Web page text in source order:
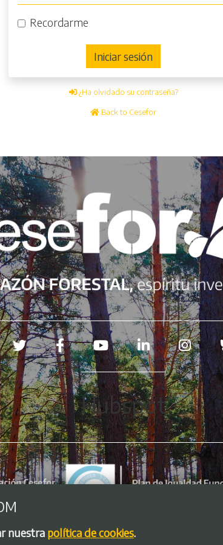
Recordarme
Iniciar sesión
¿Ha olvidado su contraseña?
Back to Cesefor
sociales
Hubspot
nuestra política de cookies.